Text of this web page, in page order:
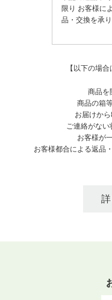
限り お客様に
品・交換を承り
【以下の場
商品を
商品の箱
お届けか
ご連絡がない
お客様が
お客様都合による返品